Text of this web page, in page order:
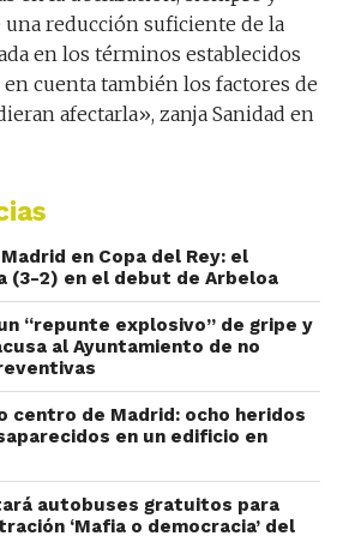
una reducción suficiente de la
en los términos establecidos
cuenta también los factores de
afectarla», zanja Sanidad en
en Copa del Rey: el
(3-2) en el debut de Arbeloa
“repunte explosivo” de gripe y
al Ayuntamiento de no
centro de Madrid: ocho heridos
en un edificio en
autobuses gratuitos para
‘Mafia o democracia’ del